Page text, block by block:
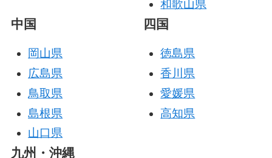
和歌山県
中国
岡山県
広島県
鳥取県
島根県
山口県
四国
徳島県
香川県
愛媛県
高知県
九州・沖縄